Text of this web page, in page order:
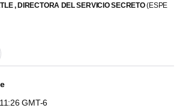
, DIRECTORA DEL SERVICIO SECRETO(ESPE
GMT-6